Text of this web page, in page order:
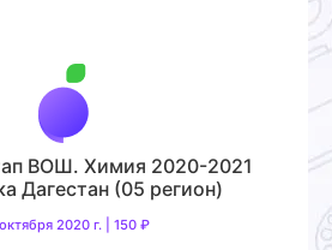
ВОШ. Химия 2020-2021
Дагестан (05 регион)
2020 г. | 150 ₽